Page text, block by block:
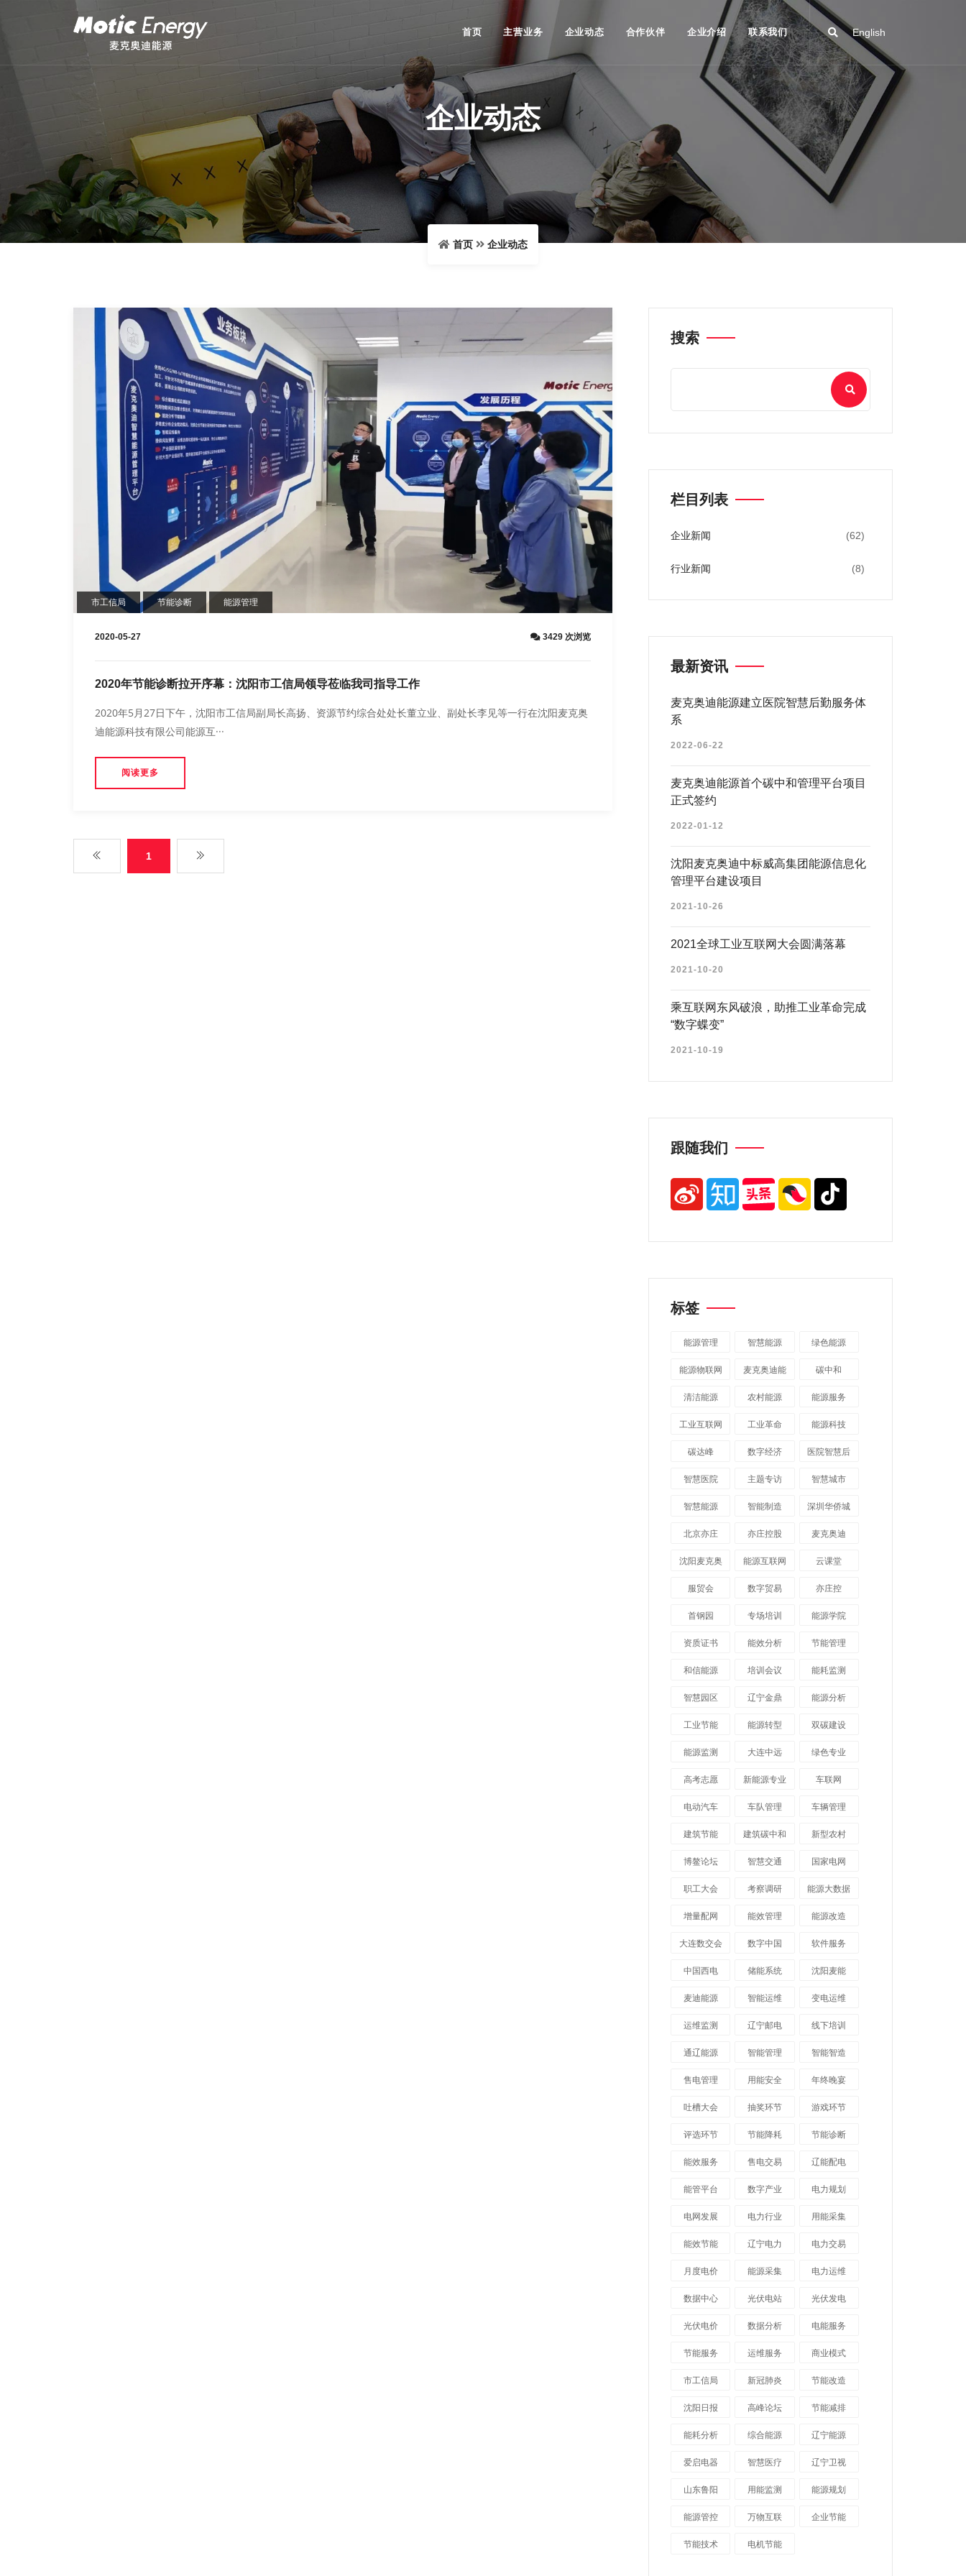
English
首页 主营业务 企业动态 合作伙伴 企业介绍 联系我们
企业动态
首页 企业动态
市工信局 节能诊断 能源管理
2020-05-27 3429 次浏览
2020年节能诊断拉开序幕：沈阳市工信局领导莅临我司指导工作
2020年5月27日下午，沈阳市工信局副局长高扬、资源节约综合处处长董立业、副处长李见等一行在沈阳麦克奥
迪能源科技有限公司能源互···
阅读更多
1
搜索
栏目列表
企业新闻 (62)
行业新闻 (8)
最新资讯
麦克奥迪能源建立医院智慧后勤服务体
系
2022-06-22
麦克奥迪能源首个碳中和管理平台项目
正式签约
2022-01-12
沈阳麦克奥迪中标威高集团能源信息化
管理平台建设项目
2021-10-26
2021全球工业互联网大会圆满落幕
2021-10-20
乘互联网东风破浪，助推工业革命完成
“数字蝶变”
2021-10-19
跟随我们
标签
能源管理 智慧能源 绿色能源
能源物联网 麦克奥迪能
源
碳中和
清洁能源 农村能源 能源服务
工业互联网 工业革命 能源科技
碳达峰 数字经济 医院智慧后
勤
智慧医院 主题专访 智慧城市
​智慧能源 智能制造 深圳华侨城
北京亦庄 亦庄控股 麦克奥迪
沈阳麦克奥
迪
能源互联网 云课堂
服贸会 数字贸易 亦庄控
首钢园 专场培训 能源学院
资质证书 能效分析 节能管理
和信能源 培训会议 能耗监测
智慧园区 辽宁金鼎 能源分析
工业节能 能源转型 双碳建设
能源监测 大连中远 绿色专业
高考志愿 新能源专业 车联网
电动汽车 车队管理 车辆管理
建筑节能 建筑碳中和 新型农村
博鳌论坛 智慧交通 国家电网
职工大会 考察调研 能源大数据
增量配网 能效管理 能源改造
大连数交会 数字中国 软件服务
中国西电 储能系统 沈阳麦能
麦迪能源 智能运维 变电运维
运维监测 辽宁邮电 线下培训
通辽能源 智能管理 智能智造
售电管理 用能安全 年终晚宴
吐槽大会 抽奖环节 游戏环节
评选环节 节能降耗 节能诊断
能效服务 售电交易 辽能配电
能管平台 数字产业 电力规划
电网发展 电力行业 用能采集
能效节能 辽宁电力 电力交易
月度电价 能源采集 电力运维
数据中心 光伏电站 光伏发电
光伏电价 数据分析 电能服务
节能服务 运维服务 商业模式
市工信局 新冠肺炎 节能改造
沈阳日报 高峰论坛 节能减排
能耗分析 综合能源 辽宁能源
爱启电器 智慧医疗 辽宁卫视
山东鲁阳 用能监测 能源规划
能源管控 万物互联 企业节能
节能技术 电机节能